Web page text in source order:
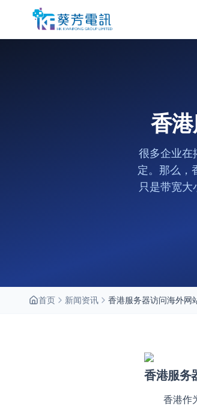
香
很多企业在
定。那么，
只是带宽
首页 新闻资讯 香港服务器访问海外网
香港服务
香港作